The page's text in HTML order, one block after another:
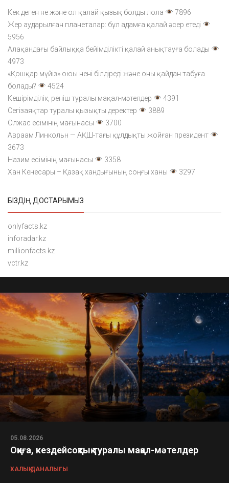
Кек деген не және ол қалай қызық болды лола
7896
Жер аударылған планеталар: бұл адамға қалай әсер етеді
5956
Алақандағы байлыққа бейімділікті қалай анықтауға болады
4973
«Қошқар мүйіз» оюы нені білдіреді және оны қайдан табуға
болады?
4524
Кешірімділік, реніш туралы мақал-мәтелдер
4391
Сегізаяқтар туралы қызықты деректер
3889
Олжас есімінің мағынасы
3700
Авраам Линкольн — АҚШ-тағы құлдықты жойған президент
3673
Назим есімінің мағынасы
3358
Хан Кенесары – Қазақ хандығының соңғы ханы
3297
БІЗДІҢ ДОСТАРЫМЫЗ
onlyfacts.kz
inforadar.kz
millionfacts.kz
vctr.kz
05.08.2026
Оқиға, кездейсоқтық туралы мақал-мәтелдер
ХАЛЫҚ ДАНАЛЫҒЫ